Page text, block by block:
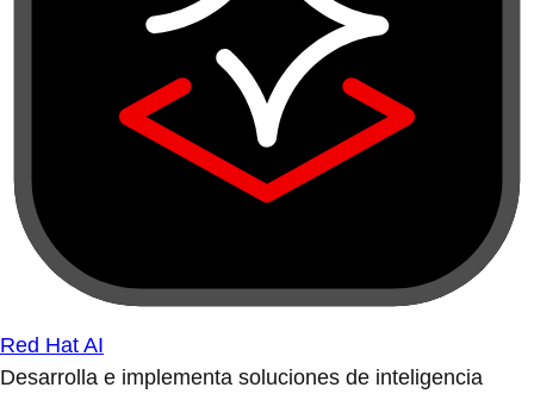
Red Hat AI
Desarrolla e implementa soluciones de inteligencia